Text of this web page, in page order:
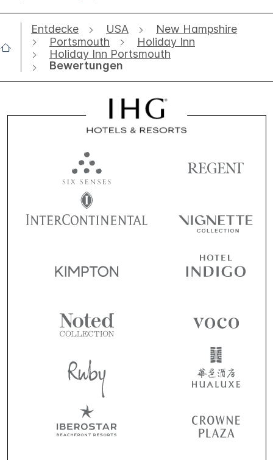
Entdecke USA
New Hampshire
Portsmouth
Holiday Inn
Holiday Inn Portsmouth
Bewertungen